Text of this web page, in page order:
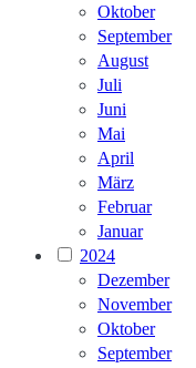
Oktober
September
August
Juli
Juni
Mai
April
März
Februar
Januar
2024
Dezember
November
Oktober
September